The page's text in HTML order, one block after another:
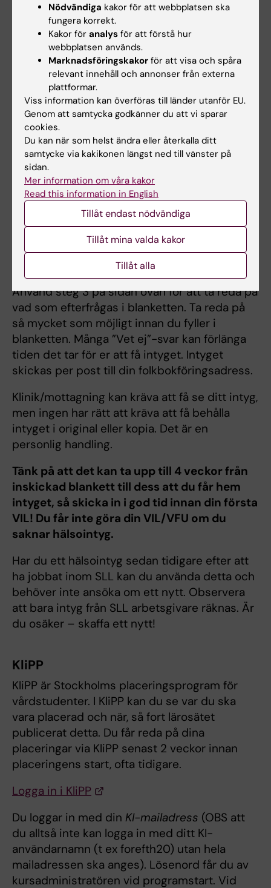
Behörigheter på e-tjänstekortet
Behörighet till klinikens/mottagningens lokaler,
programmen Take Care och Obstetrix, läggs
på era e-tjänstekort.
Lärosätet kanintehjälpa till att lägga upp
behörigheter, då vi saknar tillgång till dessa
program. Vänd er till handledaren och fråga
efter vem som hanterar behörigheter i er
verksamhet.
Hälsointyg krävs för att få genomföra VIL/VFU.
Här hittar du merinformation och ansöker om
Använd steg 3 på sidan ovan för att ta reda på
vad som efterfrågas i blanketten. Ta reda på
så mycket som möjligt innan du fyller i
blanketten. Många ”Vet ej”-svar kan förlänga
tiden det tar för er att få intyget. Intyget
skickas per post till din folkbokföringsadress.
Klinik/mottagning kan kräva att få se ditt intyg,
men ingen har rätt att kräva att få behålla
intyget i original eller kopia. Det är en
personlig handling.
Tänk på att det kan ta upp till 4 veckor från
inskickad blankett till dess att du får hem
intyget, så skicka in i god tid innan din första
VIL! Du får inte göra din VIL/VFU om du
saknar hälsointyg.
Har du ett hälsointyg sedan tidigare efter att
ha jobbat inom SLL kan du använda detta och
behöver inte ansöka om ett nytt. Observera
att bara intyg från SLL arbetsgivare räknas. Är
du osäker – skaffa ett nytt!
KliPP
KliPP är Stockholms placeringsprogram för
vårdstudenter. I KliPP kan du se var du ska
vara placerad och när, så fort lärosätet
publicerat detta. Du får reda på dina
placeringar via KliPP senast 2 veckor innan
placeringens start, ofta tidigare.
Logga in i KliPP
Du loggar in med din KI-mailadress (OBS att
du alltså inte kan logga in med ditt KI-
användarnamn (t ex forefth20) utan hela
mailadressen ska anges). Lösenord får du av
kursadministratören vid programstart. Vid
Nödvändiga kakor för att webbplatsen ska
fungera korrekt.
Kakor för analys för att förstå hur
webbplatsen används.
Marknadsföringskakor för att visa och spåra
relevant innehåll och annonser från externa
plattformar.
Viss information kan överföras till länder utanför EU.
Genom att samtycka godkänner du att vi sparar
cookies.
Du kan när som helst ändra eller återkalla ditt
samtycke via kakikonen längst ned till vänster på
sidan.
Mer information om våra kakor
Read this information in English
Tillåt endast nödvändiga
Tillåt mina valda kakor
Tillåt alla